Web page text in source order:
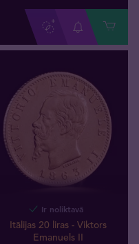
Ir noliktavā
Itālijas 20 liras - Viktors
Emanuels II